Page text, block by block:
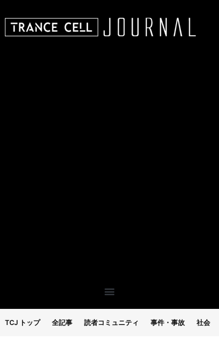
TCJ トップ 全記事 読者コミュニティ 事件・事故 社会